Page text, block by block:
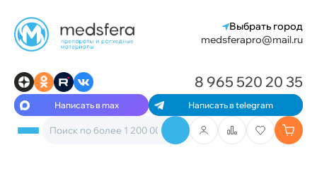
Выбрать город
medsferapro@mail.ru
Написать в max Написать в telegram
8 965 520 20 35